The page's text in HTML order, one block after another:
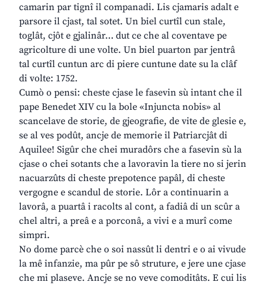
camarin par tignî il companadi. Lis cjamaris adalt e
parsore il cjast, tal sotet. Un biel curtîl cun stale,
toglât, cjôt e gjalinâr… dut ce che al coventave pe
agricolture di une volte. Un biel puarton par jentrâ
tal curtîl cuntun arc di piere cuntune date su la clâf
di volte: 1752.
Cumò o pensi: cheste cjase le fasevin sù intant che il
pape Benedet XIV cu la bole «Injuncta nobis» al
scancelave de storie, de gjeografie, de vite de glesie e,
se al ves podût, ancje de memorie il Patriarcjât di
Aquilee! Sigûr che chei muradôrs che a fasevin sù la
cjase o chei sotants che a lavoravin la tiere no si jerin
nacuarzûts di cheste prepotence papâl, di cheste
vergogne e scandul de storie. Lôr a continuarin a
lavorâ, a puartâ i racolts al cont, a fadiâ di un scûr a
chel altri, a preâ e a porconâ, a vivi e a murî come
simpri.
No dome parcè che o soi nassût li dentri e o ai vivude
la mê infanzie, ma pûr pe sô struture, e jere une cjase
che mi plaseve. Ancje se no veve comoditâts. E cui lis